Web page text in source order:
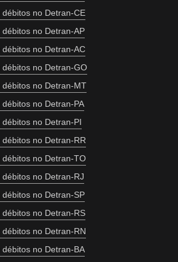
no Detran-CE
no Detran-AP
no Detran-AC
no Detran-GO
débitos no Detran-MT
no Detran-PA
no Detran-PI
no Detran-RR
no Detran-TO
no Detran-RJ
no Detran-SP
no Detran-RS
no Detran-RN
no Detran-BA